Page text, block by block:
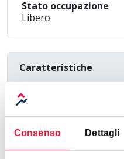
Consenso Dettagli
Stato occupazione
Libero
Caratteristiche
bedroom_parent10
balcony